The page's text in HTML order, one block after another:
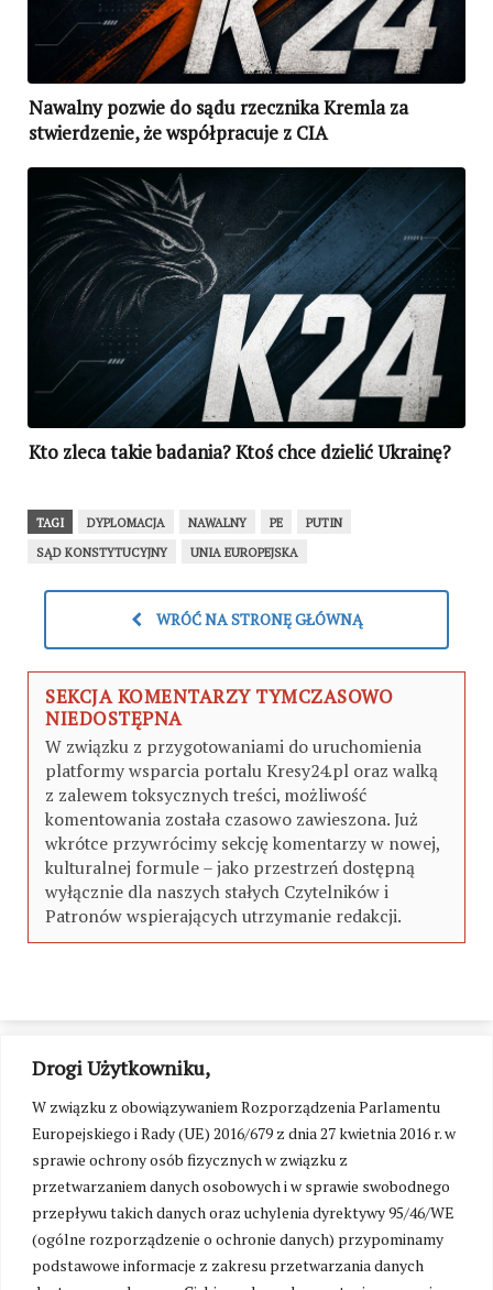
Drogi Użytkowniku,
W związku z obowiązywaniem Rozporządzenia Parlamentu
Europejskiego i Rady (UE) 2016/679 z dnia 27 kwietnia 2016 r. w
sprawie ochrony osób fizycznych w związku z
przetwarzaniem danych osobowych i w sprawie swobodnego
przepływu takich danych oraz uchylenia dyrektywy 95/46/WE
(ogólne rozporządzenie o ochronie danych) przypominamy
podstawowe informacje z zakresu przetwarzania danych
Nawalny pozwie do sądu rzecznika Kremla za
stwierdzenie, że współpracuje z CIA
Kto zleca takie badania? Ktoś chce dzielić Ukrainę?
TAGI DYPLOMACJA NAWALNY PE
PUTIN
SĄD KONSTYTUCYJNY
UNIA EUROPEJSKA
WRÓĆ NA STRONĘ GŁÓWNĄ
SEKCJA KOMENTARZY TYMCZASOWO
NIEDOSTĘPNA
W związku z przygotowaniami do uruchomienia
platformy wsparcia portalu Kresy24.pl oraz walką
z zalewem toksycznych treści, możliwość
komentowania została czasowo zawieszona. Już
wkrótce przywrócimy sekcję komentarzy w nowej,
kulturalnej formule – jako przestrzeń dostępną
wyłącznie dla naszych stałych Czytelników i
Patronów wspierających utrzymanie redakcji.